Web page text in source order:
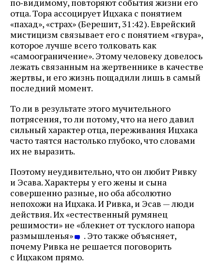
по‑видимому, повторяют события жизни его
отца. Тора ассоцирует Ицхака с понятием
«пахад», «страх» (Берешит, 31:42). Еврейский
мистицизм связывает его с понятием «гвура»,
которое лучше всего толковать как
«самоограничение». Этому человеку довелось
лежать связанным на жертвеннике в качестве
жертвы, и его жизнь пощадили лишь в самый
последний момент.
То ли в результате этого мучительного
потрясения, то ли потому, что на него давил
сильный характер отца, переживания Ицхака
часто таятся настолько глубоко, что словами
их не выразить.
Поэтому неудивительно, что он любит Ривку
и Эсава. Характеры у его жены и сына
совершенно разные, но оба абсолютно
непохожи на Ицхака. И Ривка, и Эсав — люди
действия. Их «естественный румянец
решимости» не «блекнет от тусклого напора
размышленья»
. Это также объясняет,
почему Ривка не решается поговорить
с Ицхаком прямо.